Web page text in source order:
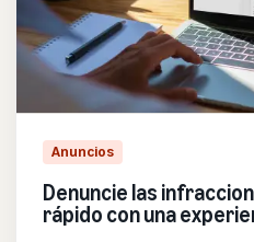
Anuncios
Denuncie las
rápido con una